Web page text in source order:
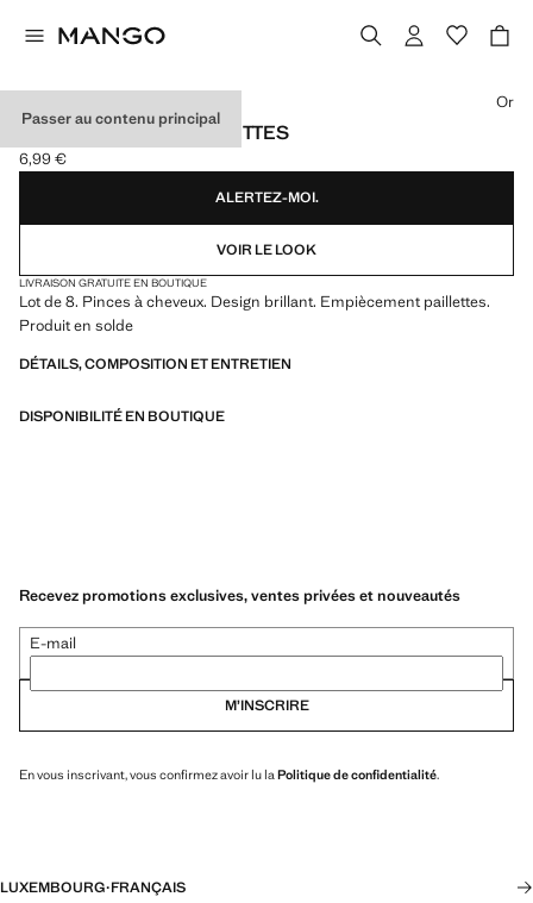
Passer au contenu principal
LOT BARRETTES PAILLETTES
Prix actuel [6,99 € ]
6,99 €
Choisissez une couleur
Or
ALERTEZ-MOI.
VOIR LE LOOK
LIVRAISON GRATUITE EN BOUTIQUE
Lot de 8. Pinces à cheveux. Design brillant. Empiècement paillettes.
Produit en solde
DÉTAILS, COMPOSITION ET ENTRETIEN
DISPONIBILITÉ EN BOUTIQUE
Recevez promotions exclusives, ventes privées et nouveautés
E-mail
M’INSCRIRE
En vous inscrivant, vous confirmez avoir lu la Politique de confidentialité.
LUXEMBOURG·FRANÇAIS